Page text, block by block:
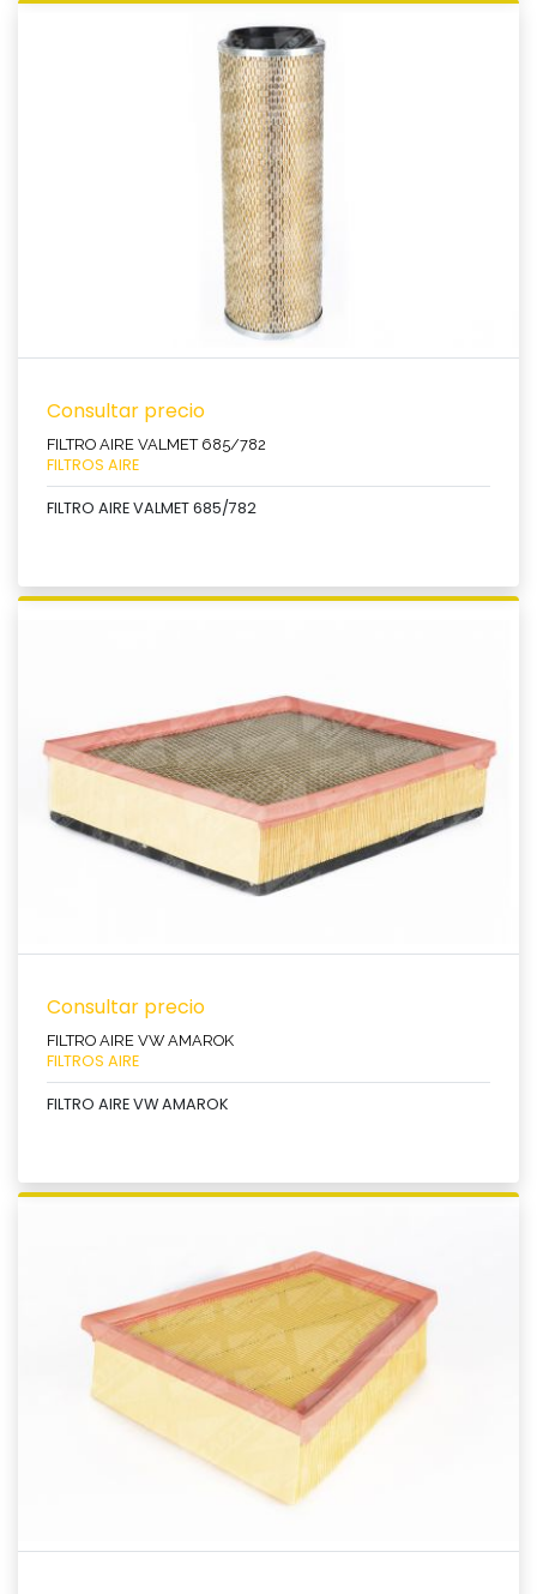
Ver producto
Consultar precio
FILTRO AIRE VALMET 685/782
FILTROS AIRE
FILTRO AIRE VALMET 685/782
Ver producto
Consultar precio
FILTRO AIRE VW AMAROK
FILTROS AIRE
FILTRO AIRE VW AMAROK
Ver producto